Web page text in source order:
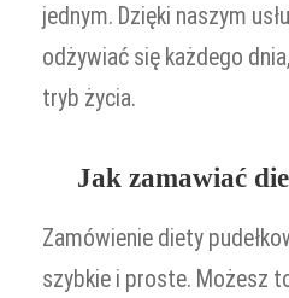
jednym. Dzięki naszym
odżywiać się każdego
tryb życia.
Jak zamawiać
Zamówienie diety
szybkie i proste. Możesz